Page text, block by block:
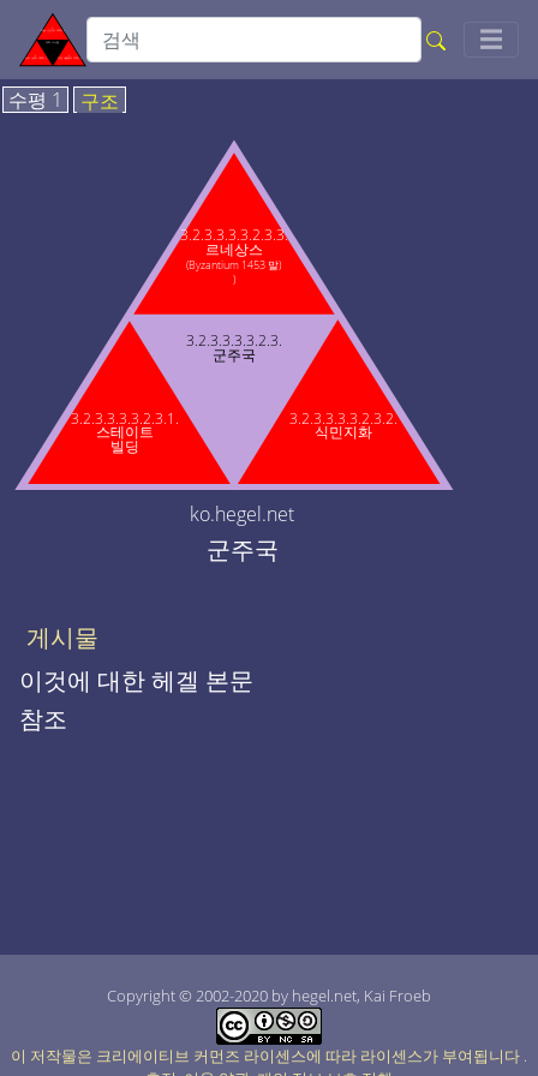
☰
수평 1 구조
3.2.3.3.3.3.2.3.
군주국
3.2.3.3.3.3.2.3.1.
스테이트
빌딩
3.2.3.3.3.3.2.3.2.
식민지화
3.2.3.3.3.3.2.3.3.
르네상스
(Byzantium 1453 말)
)
ko.hegel.net
군주국
게시물
이것에 대한 헤겔 본문
참조
Copyright © 2002-2020 by hegel.net, Kai Froeb
이 저작물은 크리에이티브 커먼즈 라이센스에 따라 라이센스가 부여됩니다 .